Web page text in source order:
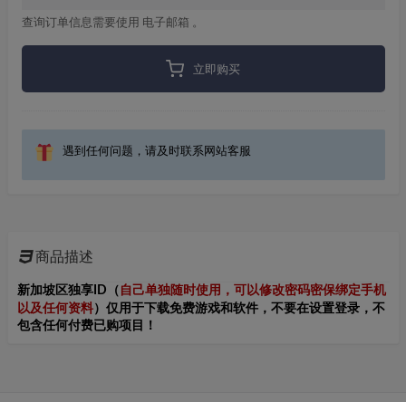
查询订单信息需要使用 电子邮箱 。
立即购买
遇到任何问题，请及时联系网站客服
商品描述
新加坡区独享ID（ 自己单独随时使用，可以修改密码密保绑定手机
以及任何资料） 仅用于下载免费游戏和软件，不要在设置登录，不
包含任何付费已购项目！